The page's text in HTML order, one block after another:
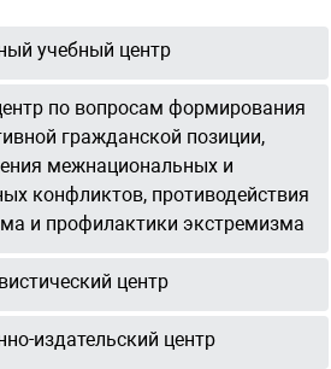
учебный центр
по вопросам формирования
гражданской позиции,
межнациональных и
конфликтов, противодействия
и профилактики экстремизма
центр
издательский центр